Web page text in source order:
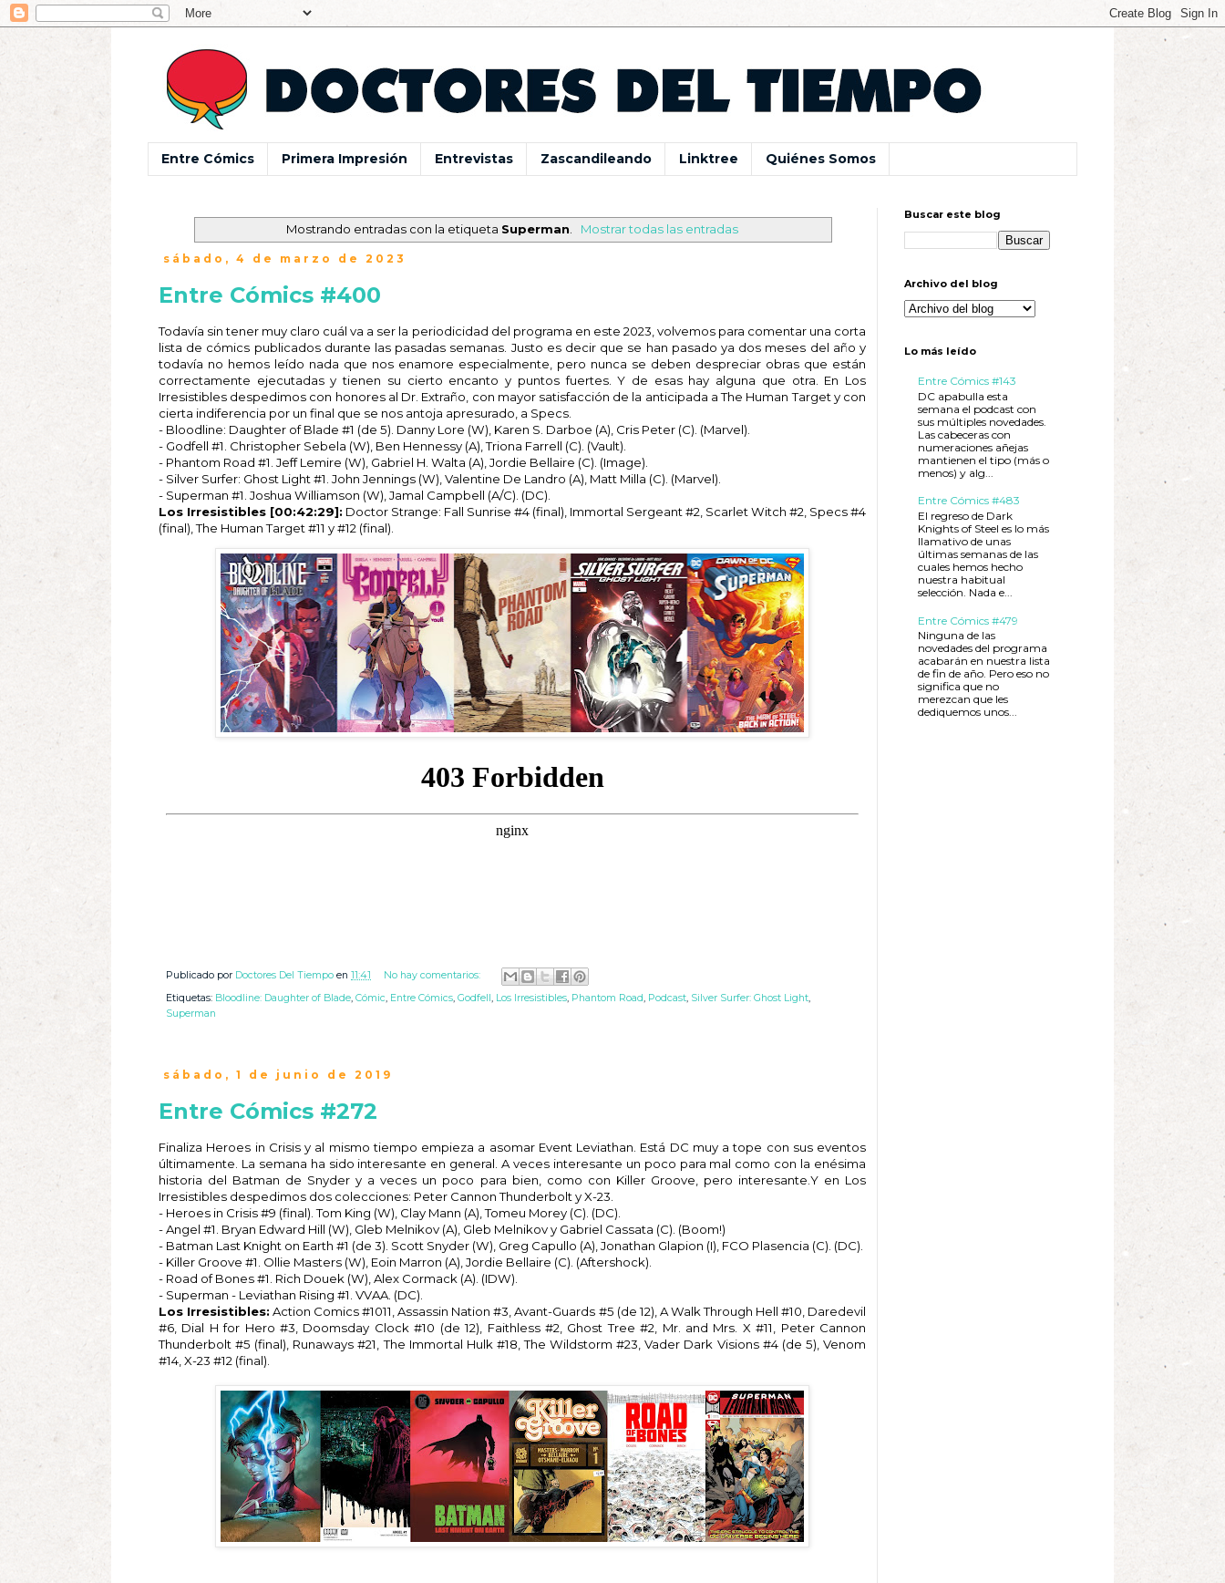
Entre Cómics Primera Impresión Entrevistas Zascandileando Linktree Quiénes Somos
Mostrando entradas con la etiqueta Superman Mostrar todas las entradas
sábado, 4 de marzo de 2023
Entre Cómics #400
Todavía sin tener muy claro cuál va a ser la periodicidad del programa en este 2023, volvemos para comentar una corta
lista de cómics publicados durante las pasadas semanas. Justo es decir que se han pasado ya dos meses del año y
todavía no hemos leído nada que nos enamore especialmente, pero nunca se deben despreciar obras que están
correctamente ejecutadas y tienen su cierto encanto y puntos fuertes. Y de esas hay alguna que otra. En Los
Irresistibles despedimos con honores al Dr. Extraño, con mayor satisfacción de la anticipada a The Human Target y con
cierta indiferencia por un final que se nos antoja apresurado, a Specs.
- Bloodline: Daughter of Blade #1 (de 5). Danny Lore (W), Karen S. Darboe (A), Cris Peter (C). (Marvel).
- Godfell #1. Christopher Sebela (W), Ben Hennessy (A), Triona Farrell (C). (Vault).
- Phantom Road #1. Jeff Lemire (W), Gabriel H. Walta (A), Jordie Bellaire (C). (Image).
- Silver Surfer: Ghost Light #1. John Jennings (W), Valentine De Landro (A), Matt Milla (C). (Marvel).
- Superman #1. Joshua Williamson (W), Jamal Campbell (A/C). (DC).
Los Irresistibles [00:42:29]: Doctor Strange: Fall Sunrise #4 (final), Immortal Sergeant #2, Scarlet Witch #2, Specs #4
(final), The Human Target #11 y #12 (final).
Publicado por Doctores Del Tiempo en 11:41
No hay comentarios:
Etiquetas: Bloodline: Daughter of Blade, Cómic, Entre Cómics, Godfell, Los Irresistibles, Phantom Road, Podcast, Silver Surfer: Ghost Light,
Superman
sábado, 1 de junio de 2019
Entre Cómics #272
Finaliza Heroes in Crisis y al mismo tiempo empieza a asomar Event Leviathan. Está DC muy a tope con sus eventos
últimamente. La semana ha sido interesante en general. A veces interesante un poco para mal como con la enésima
historia del Batman de Snyder y a veces un poco para bien, como con Killer Groove, pero interesante.Y en Los
Irresistibles despedimos dos colecciones: Peter Cannon Thunderbolt y X-23.
- Heroes in Crisis #9 (final). Tom King (W), Clay Mann (A), Tomeu Morey (C). (DC).
- Angel #1. Bryan Edward Hill (W), Gleb Melnikov (A), Gleb Melnikov y Gabriel Cassata (C). (Boom!)
- Batman Last Knight on Earth #1 (de 3). Scott Snyder (W), Greg Capullo (A), Jonathan Glapion (I), FCO Plasencia (C). (DC).
- Killer Groove #1. Ollie Masters (W), Eoin Marron (A), Jordie Bellaire (C). (Aftershock).
- Road of Bones #1. Rich Douek (W), Alex Cormack (A). (IDW).
- Superman - Leviathan Rising #1. VVAA. (DC).
Los Irresistibles: Action Comics #1011, Assassin Nation #3, Avant-Guards #5 (de 12), A Walk Through Hell #10, Daredevil
#6, Dial H for Hero #3, Doomsday Clock #10 (de 12), Faithless #2, Ghost Tree #2, Mr. and Mrs. X #11, Peter Cannon
Thunderbolt #5 (final), Runaways #21, The Immortal Hulk #18, The Wildstorm #23, Vader Dark Visions #4 (de 5), Venom
#14, X-23 #12 (final).
Buscar este blog
Archivo del blog
Lo más leído
Entre Cómics #143
DC apabulla esta
semana el podcast con
sus múltiples novedades.
Las cabeceras con
numeraciones añejas
mantienen el tipo (más o
menos) y alg...
Entre Cómics #483
El regreso de Dark
Knights of Steel es lo más
llamativo de unas
últimas semanas de las
cuales hemos hecho
nuestra habitual
selección. Nada e...
Entre Cómics #479
Ninguna de las
novedades del programa
acabarán en nuestra lista
de fin de año. Pero eso no
significa que no
merezcan que les
dediquemos unos...